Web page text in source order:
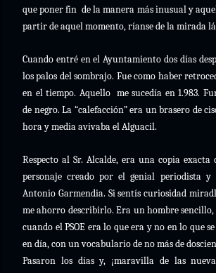
que poner fin de la manera más inusual y
partir de aquel momento, ríanse de la mirada
Cuando entré en el Ayuntamiento dos días
los palos del sombrajo. Fue como haber
en el tiempo. Aquello me sucedía en 1.983.
de negro. La “calefacción” era un brasero de
hora y media avivaba el Alguacil.
Respecto al Sr. Alcalde, era una copia exacta
personaje creado por el genial periodista y
Antonio Garmendia. Si sentís curiosidad
me ahorro describirlo. Era un hombre sencillo,
cuando el PSOE era lo que era y no en lo que
en día, con un vocabulario de no más de
Pasaron los días y, ¡maravilla de las